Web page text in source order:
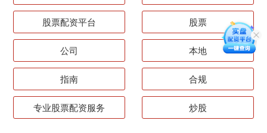
股票配资平台 股票
公司 本地
指南 合规
专业股票配资服务 炒股